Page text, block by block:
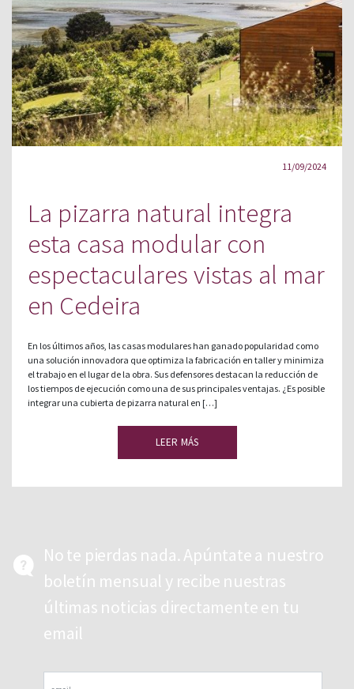
11/09/2024
La pizarra natural integra
esta casa modular con
espectaculares vistas al mar
en Cedeira
En los últimos años, las casas modulares han ganado popularidad como
una solución innovadora que optimiza la fabricación en taller y minimiza
el trabajo en el lugar de la obra. Sus defensores destacan la reducción de
los tiempos de ejecución como una de sus principales ventajas. ¿Es posible
integrar una cubierta de pizarra natural en […]
LEER MÁS
No te pierdas nada. Apúntate a nuestro
boletín mensual y recibe nuestras
últimas noticias directamente en tu
email